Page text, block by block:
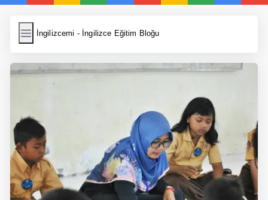
İngilizcemi - İngilizce Eğitim Bloğu
İngilizcemi
Resim Yükle
Anasayfa
İngilizce Yemek Tarifleri
İngilizce Şarkı Sözleri